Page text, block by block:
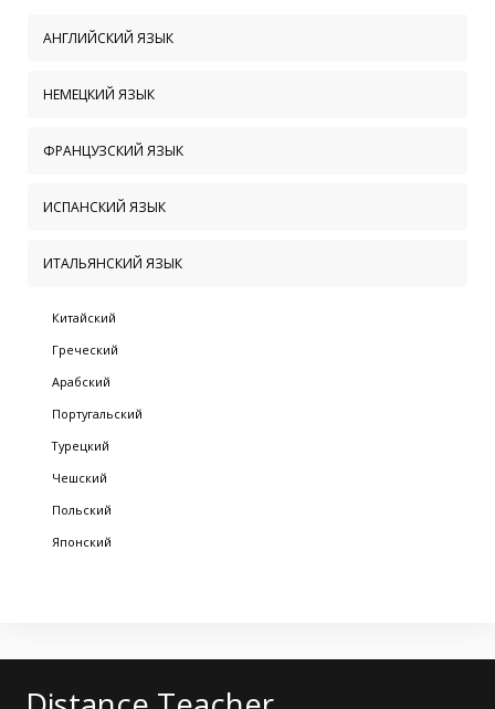
АНГЛИЙСКИЙ ЯЗЫК
НЕМЕЦКИЙ ЯЗЫК
ФРАНЦУЗСКИЙ ЯЗЫК
ИСПАНСКИЙ ЯЗЫК
ИТАЛЬЯНСКИЙ ЯЗЫК
Китайский
Греческий
Арабский
Португальский
Турецкий
Чешский
Польский
Японский